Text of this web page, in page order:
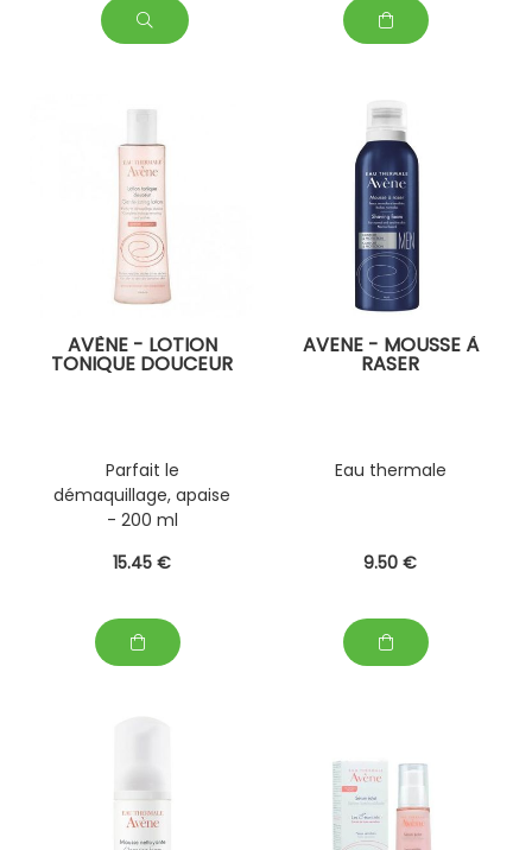
AVÈNE - LOTION
TONIQUE DOUCEUR
Parfait le
démaquillage, apaise
- 200 ml
15.45 €
AVENE - MOUSSE À
RASER
Eau thermale
9.50 €